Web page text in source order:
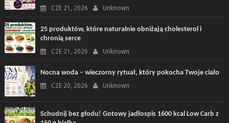
CZE 21, 2026 Unknown
25 produktów, które naturalnie obniżają cholesterol i
chronią serce
CZE 21, 2026 Unknown
Nocna woda – wieczorny rytuał, który pokocha Twoje ciało
CZE 20, 2026 Unknown
Schudnij bez głodu! Gotowy jadłospis 1600 kcal Low Carb z